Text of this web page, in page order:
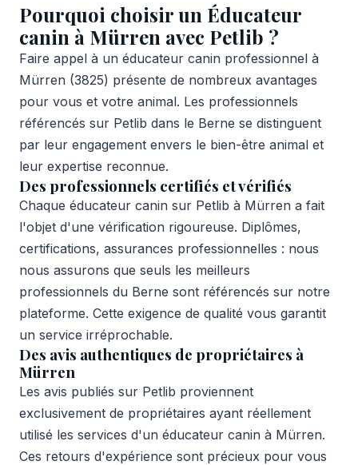
Pourquoi choisir un Éducateur
canin à Mürren avec Petlib ?
Faire appel à un éducateur canin professionnel à
Mürren (3825) présente de nombreux avantages
pour vous et votre animal. Les professionnels
référencés sur Petlib dans le Berne se distinguent
par leur engagement envers le bien-être animal et
leur expertise reconnue.
Des professionnels certifiés et vérifiés
Chaque éducateur canin sur Petlib à Mürren a fait
l'objet d'une vérification rigoureuse. Diplômes,
certifications, assurances professionnelles : nous
nous assurons que seuls les meilleurs
professionnels du Berne sont référencés sur notre
plateforme. Cette exigence de qualité vous garantit
un service irréprochable.
Des avis authentiques de propriétaires à
Mürren
Les avis publiés sur Petlib proviennent
exclusivement de propriétaires ayant réellement
utilisé les services d'un éducateur canin à Mürren.
Ces retours d'expérience sont précieux pour vous